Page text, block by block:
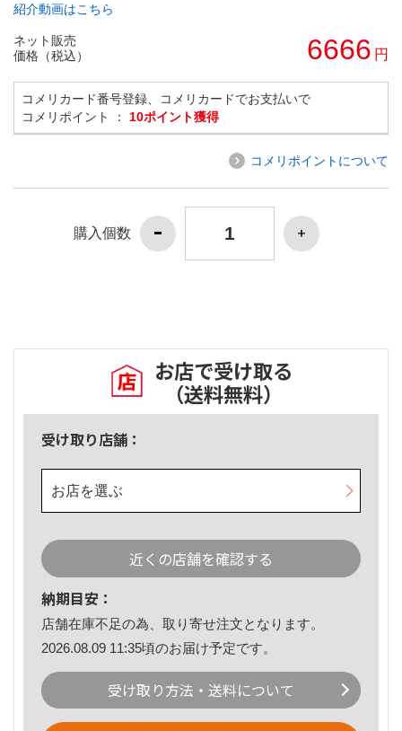
紹介動画はこちら
ネット販売
価格（税込）
6666 円
コメリカード番号登録、コメリカードでお支払いで
コメリポイント ： 10ポイント獲得
コメリポイントについて
購入個数
お店で受け取る
（送料無料）
受け取り店舗：
お店を選ぶ
近くの店舗を確認する
納期目安：
店舗在庫不足の為、取り寄せ注文となります。
2026.08.09 11:35頃のお届け予定です。
受け取り方法・送料について